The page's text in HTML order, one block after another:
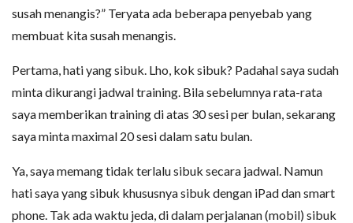
susah menangis?” Teryata ada beberapa penyebab yang
membuat kita susah menangis.
Pertama, hati yang sibuk. Lho, kok sibuk? Padahal saya sudah
minta dikurangi jadwal training. Bila sebelumnya rata-rata
saya memberikan training di atas 30 sesi per bulan, sekarang
saya minta maximal 20 sesi dalam satu bulan.
Ya, saya memang tidak terlalu sibuk secara jadwal. Namun
hati saya yang sibuk khususnya sibuk dengan iPad dan smart
phone. Tak ada waktu jeda, di dalam perjalanan (mobil) sibuk